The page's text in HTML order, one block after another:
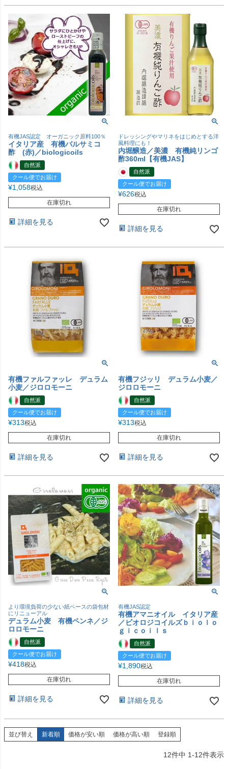
有機JAS認定 オーガニック原料100％
イタリア産 有機バルサミコ
酢 (赤)／biologicoils
自然派
クール便でお届け
¥1,058税込
在庫切れ
詳細を見る
ドレッシングやマリネをはじめとする洋
風料理にも！
内堀醸造／美濃 有機純リンゴ
酢360ml【有機JAS】
自然派
クール便でお届け
¥626税込
在庫切れ
詳細を見る
有機ファルファッレ デュラム
小麦／ジロロモーニ
自然派
クール便でお届け
¥313税込
在庫切れ
詳細を見る
有機フジッリ デュラム小麦／
ジロロモーニ
自然派
クール便でお届け
¥313税込
在庫切れ
詳細を見る
より環境負荷の少ない紙ベースの袋包材
にリニューアル
デュラム小麦 有機ペンネ／ジ
ロロモーニ
自然派
クール便でお届け
¥418税込
在庫切れ
詳細を見る
有機JAS認定
有機アマニオイル イタリア産
／ビオロジコイルズｂｉｏｌｏ
ｇｉｃｏｉｌｓ
自然派
クール便でお届け
¥1,890税込
在庫切れ
詳細を見る
並び替え 新着順 価格が安い順 価格が高い順 登録順
12件中 1-12件表示